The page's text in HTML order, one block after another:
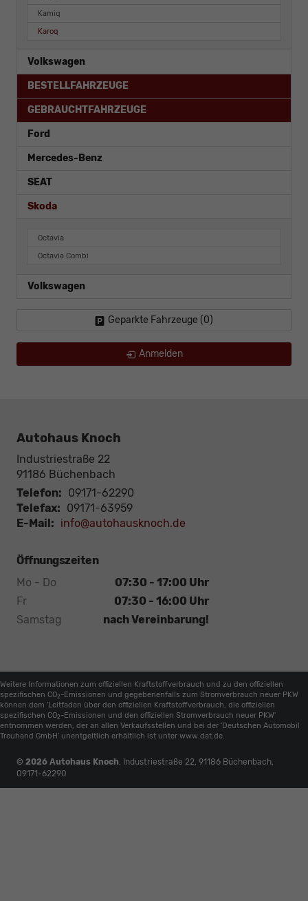
Kamiq
Karoq
Volkswagen
BESTELLFAHRZEUGE
GEBRAUCHTFAHRZEUGE
Ford
Mercedes-Benz
SEAT
Skoda
Octavia
Octavia Combi
Volkswagen
Geparkte Fahrzeuge (0)
Anmelden
Autohaus Knoch
Industriestraße 22
91186 Büchenbach
Telefon: 09171-62290
Telefax: 09171-63959
E-Mail: info@autohausknoch.de
Öffnungszeiten
Mo - Do
07:30 - 17:00 Uhr
Fr
07:30 - 16:00 Uhr
Samstag
nach Vereinbarung!
Weitere Informationen zum offiziellen Kraftstoffverbrauch und zu den offiziellen
spezifischen CO2 -Emissionen und gegebenenfalls zum Stromverbrauch neuer PKW
können dem 'Leitfaden über den offiziellen Kraftstoffverbrauch, die offiziellen
spezifischen CO2 -Emissionen und den offiziellen Stromverbrauch neuer PKW'
entnommen werden, der an allen Verkaufsstellen und bei der 'Deutschen Automobil
Treuhand GmbH' unentgeltlich erhältlich ist unter www.dat.de.
© 2026 Autohaus Knoch, Industriestraße 22, 91186 Büchenbach,
09171-62290